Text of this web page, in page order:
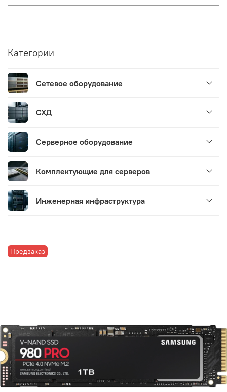
Категории
Сетевое оборудование
СХД
Серверное оборудование
Комплектующие для серверов
Инженерная инфраструктура
Предзаказ